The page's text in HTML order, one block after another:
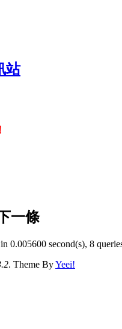
0.005600 second(s), 8
. Theme ByYeei!